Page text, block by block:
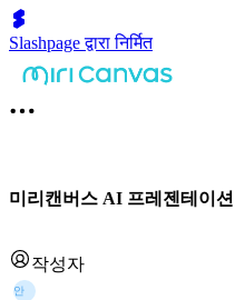
Slashpage द्वारा निर्मित
미리캔버스 AI 프레젠테이
작성자
안